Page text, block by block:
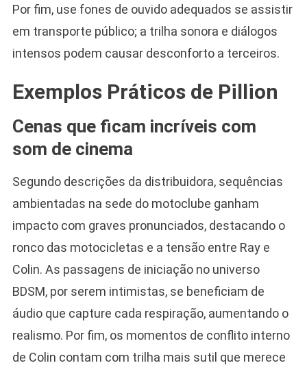
Por fim, use fones de ouvido adequados se assistir
em transporte público; a trilha sonora e diálogos
intensos podem causar desconforto a terceiros.
Exemplos Práticos de Pillion
Cenas que ficam incríveis com
som de cinema
Segundo descrições da distribuidora, sequências
ambientadas na sede do motoclube ganham
impacto com graves pronunciados, destacando o
ronco das motocicletas e a tensão entre Ray e
Colin. As passagens de iniciação no universo
BDSM, por serem intimistas, se beneficiam de
áudio que capture cada respiração, aumentando o
realismo. Por fim, os momentos de conflito interno
de Colin contam com trilha mais sutil que merece